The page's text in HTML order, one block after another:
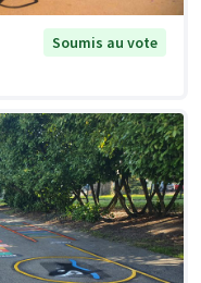
Soumis au vote